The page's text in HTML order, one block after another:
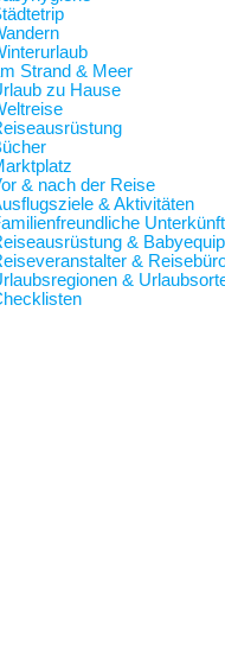
Strand & Meer
zu Hause
& nach der Reise
& Aktivitäten
&
&
&